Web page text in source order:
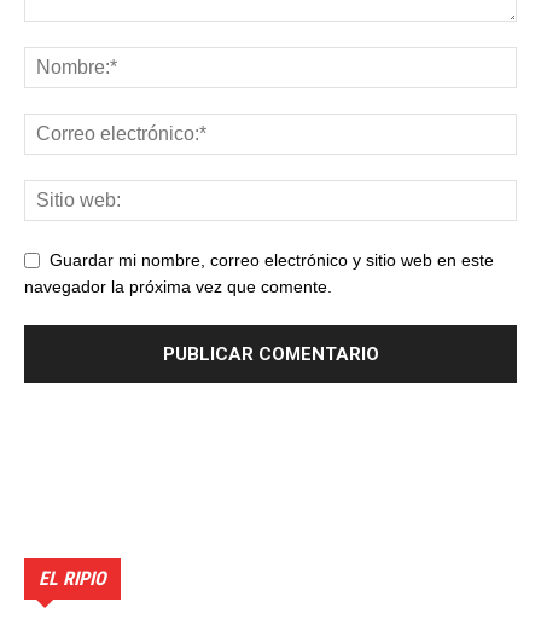
Guardar mi nombre, correo electrónico y sitio web en este
navegador la próxima vez que comente.
EL RIPIO